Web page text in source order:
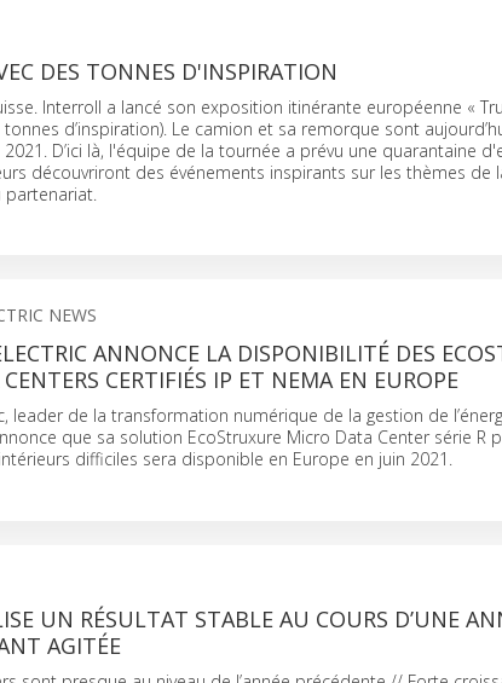
DES TONNES D'INSPIRATION
Interroll a lancé son exposition itinérante européenne «
tonnes d’inspiration). Le camion et sa remorque sont
D’ici là, l'équipe de la tournée a prévu une quarantaine
découvriront des événements inspirants sur les thèmes de
partenariat.
NEWS
ANNONCE LA DISPONIBILITÉ DES
CERTIFIÉS IP ET NEMA EN EUROPE
leader de la transformation numérique de la gestion de
que sa solution EcoStruxure Micro Data Center série R
difficiles sera disponible en Europe en juin 2021.
UN RÉSULTAT STABLE AU COURS D’UNE
AGITÉE